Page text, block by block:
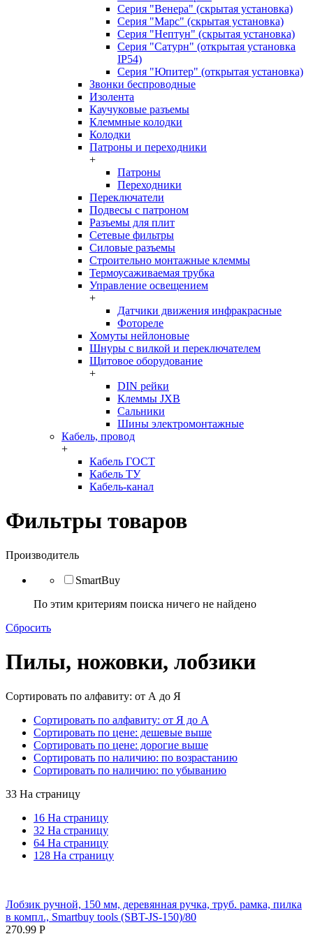
Серия "Венера" (скрытая установка)
Серия "Марс" (скрытая установка)
Серия "Нептун" (скрытая установка)
Серия "Сатурн" (открытая установка
IP54)
Серия "Юпитер" (открытая установка)
Звонки беспроводные
Изолента
Каучуковые разъемы
Клеммные колодки
Колодки
Патроны и переходники
+
Патроны
Переходники
Переключатели
Подвесы с патроном
Разъемы для плит
Сетевые фильтры
Силовые разъемы
Строительно монтажные клеммы
Термоусаживаемая трубка
Управление освещением
+
Датчики движения инфракрасные
Фотореле
Хомуты нейлоновые
Шнуры с вилкой и переключателем
Щитовое оборудование
+
DIN рейки
Клеммы JXB
Сальники
Шины электромонтажные
Кабель, провод
+
Кабель ГОСТ
Кабель ТУ
Кабель-канал
Фильтры товаров
Производитель
SmartBuy
По этим критериям поиска ничего не найдено
Сбросить
Пилы, ножовки, лобзики
Сортировать по алфавиту: от А до Я
Сортировать по алфавиту: от Я до А
Сортировать по цене: дешевые выше
Сортировать по цене: дорогие выше
Сортировать по наличию: по возрастанию
Сортировать по наличию: по убыванию
33 На страницу
16 На страницу
32 На страницу
64 На страницу
128 На страницу
Лобзик ручной, 150 мм, деревянная ручка, труб. рамка, пилка
в компл., Smartbuy tools (SBT-JS-150)/80
270.99 Р